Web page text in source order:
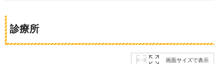
診療所
画面サイズで表示